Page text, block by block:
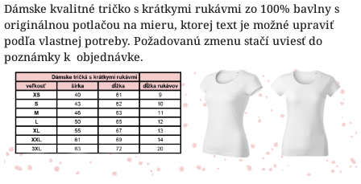
Dámske kvalitné tričko s krátkymi rukávmi zo 100% bavlny s
originálnou potlačou na mieru, ktorej text je možné upraviť
podľa vlastnej potreby. Požadovanú zmenu stačí uviesť do
poznámky k objednávke.